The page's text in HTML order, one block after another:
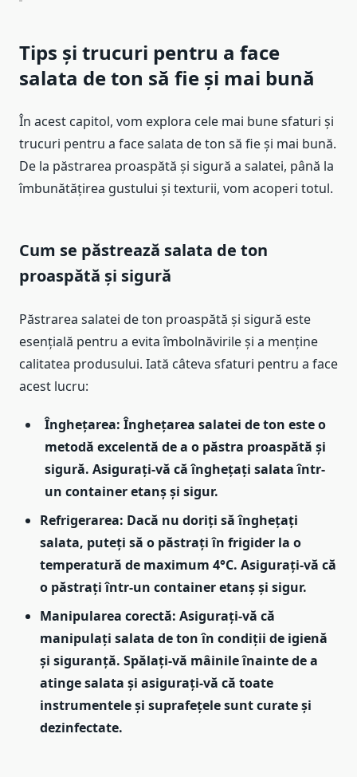
Tips și trucuri pentru a face
salata de ton să fie și mai bună
În acest capitol, vom explora cele mai bune sfaturi și
trucuri pentru a face salata de ton să fie și mai bună.
De la păstrarea proaspătă și sigură a salatei, până la
îmbunătățirea gustului și texturii, vom acoperi totul.
Cum se păstrează salata de ton
proaspătă și sigură
Păstrarea salatei de ton proaspătă și sigură este
esențială pentru a evita îmbolnăvirile și a menține
calitatea produsului. Iată câteva sfaturi pentru a face
acest lucru:
Înghețarea: Înghețarea salatei de ton este o
metodă excelentă de a o păstra proaspătă și
sigură. Asigurați-vă că înghețați salata într-
un container etanș și sigur.
Refrigerarea: Dacă nu doriți să înghețați
salata, puteți să o păstrați în frigider la o
temperatură de maximum 4°C. Asigurați-vă că
o păstrați într-un container etanș și sigur.
Manipularea corectă: Asigurați-vă că
manipulați salata de ton în condiții de igienă
și siguranță. Spălați-vă mâinile înainte de a
atinge salata și asigurați-vă că toate
instrumentele și suprafețele sunt curate și
dezinfectate.